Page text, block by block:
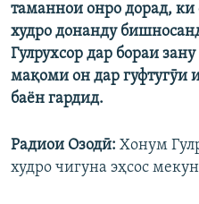
таманнои онро дорад,
худро донанду
Гулрухсор дар бораи
мақоми он дар гуфтугӯи
баён гардид.
Радиои Озодӣ: Хонум
худро чигуна эҳсос